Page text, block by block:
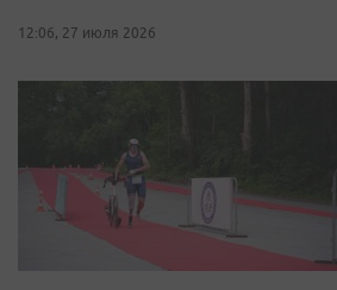
12:06, 27 июля 2026